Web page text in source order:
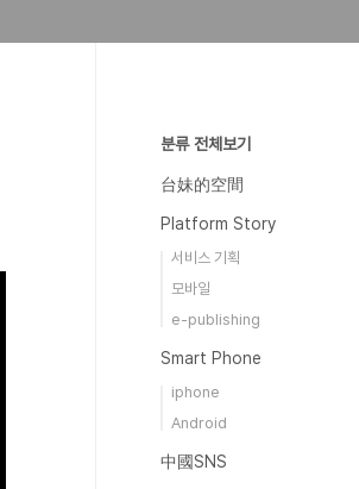
분류 전체보기
台妹的空間
Platform Story
서비스 기획
모바일
e-publishing
Smart Phone
iphone
Android
中國SNS